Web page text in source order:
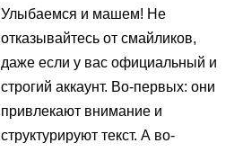
Улыбаемся и машем! Не
отказывайтесь от смайликов,
даже если у вас официальный и
строгий аккаунт. Во-первых: они
привлекают внимание и
структурируют текст. А во-